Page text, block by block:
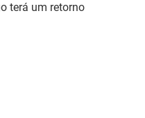
terá um retorno